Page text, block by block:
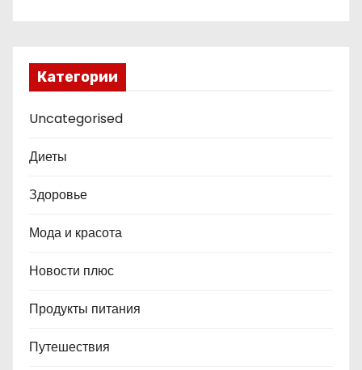
Категории
Uncategorised
Диеты
Здоровье
Мода и красота
Новости плюс
Продукты питания
Путешествия